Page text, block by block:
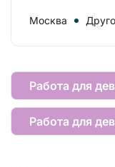
Москва
Работа для
Работа для